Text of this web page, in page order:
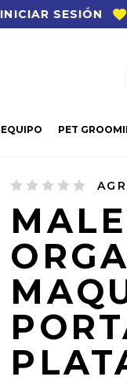
INICIAR SESIÓN
EQUIPO PET